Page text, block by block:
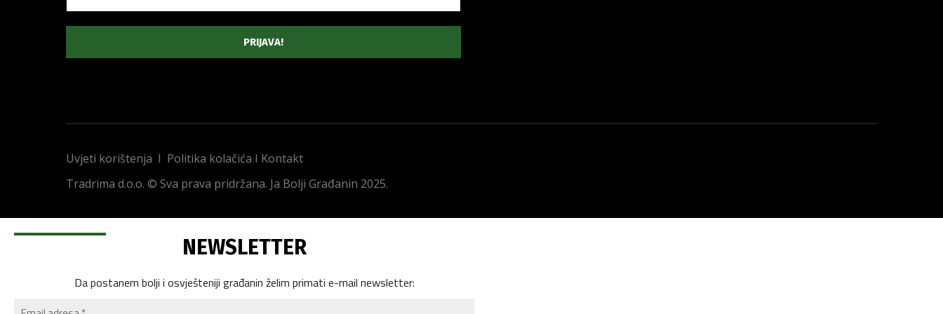
Uvjeti korištenja I Politika kolačića I Kontakt
Tradrima d.o.o. © Sva prava pridržana. Ja Bolji Građanin 2025.
NEWSLETTER
Da postanem bolji i osvješteniji građanin želim primati e-mail newsletter: